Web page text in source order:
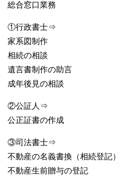
総合窓口業務
①行政書士⇒
家系図制作
相続の相談
遺言書制作の助言
成年後見の相談
②公証人⇒
公正証書の作成
③司法書士⇒
不動産の名義書換（相続登記）
不動産生前贈与の登記